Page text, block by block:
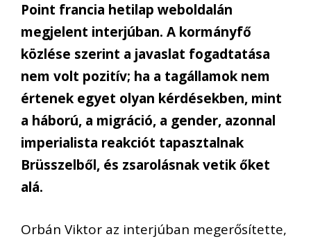
Point francia hetilap weboldalán
megjelent interjúban. A kormányfő
közlése szerint a javaslat fogadtatása
nem volt pozitív; ha a tagállamok nem
értenek egyet olyan kérdésekben, mint
a háború, a migráció, a gender, azonnal
imperialista reakciót tapasztalnak
Brüsszelből, és zsarolásnak vetik őket
alá.
Orbán Viktor az interjúban megerősítette,